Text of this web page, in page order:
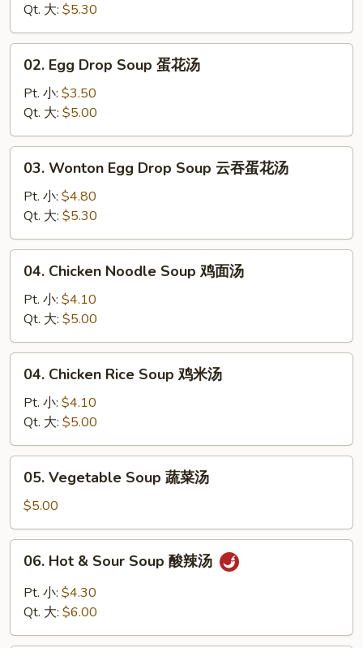
吞
汤
Qt. 大: $5.30
Egg
Drop
Soup
蛋
花
02. Egg Drop Soup 蛋花汤
Pt. 小: $3.50
Qt. 大: $5.00
Wonton
Egg
Drop
Soup
云
03. Wonton Egg Drop Soup 云吞蛋花汤
Pt. 小: $4.80
Qt. 大: $5.30
Chicken
Noodle
Soup
鸡
面
04. Chicken Noodle Soup 鸡面汤
Pt. 小: $4.10
Qt. 大: $5.00
Chicken
Rice
Soup
鸡
米
04. Chicken Rice Soup 鸡米汤
Pt. 小: $4.10
Qt. 大: $5.00
Vegetable
Soup
蔬
菜
05. Vegetable Soup 蔬菜汤
$5.00
Hot
Sour
06. Hot & Sour Soup 酸辣汤
Pt. 小: $4.30
Qt. 大: $6.00